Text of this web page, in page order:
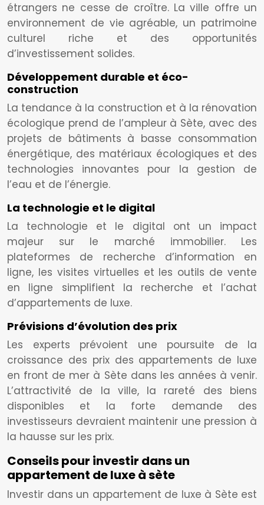
étrangers ne cesse de croître. La ville offre un
environnement de vie agréable, un patrimoine
culturel riche et des opportunités
d’investissement solides.
Développement durable et éco-
construction
La tendance à la construction et à la rénovation
écologique prend de l’ampleur à Sète, avec des
projets de bâtiments à basse consommation
énergétique, des matériaux écologiques et des
technologies innovantes pour la gestion de
l’eau et de l’énergie.
La technologie et le digital
La technologie et le digital ont un impact
majeur sur le marché immobilier. Les
plateformes de recherche d’information en
ligne, les visites virtuelles et les outils de vente
en ligne simplifient la recherche et l’achat
d’appartements de luxe.
Prévisions d’évolution des prix
Les experts prévoient une poursuite de la
croissance des prix des appartements de luxe
en front de mer à Sète dans les années à venir.
L’attractivité de la ville, la rareté des biens
disponibles et la forte demande des
investisseurs devraient maintenir une pression à
la hausse sur les prix.
Conseils pour investir dans un
appartement de luxe à sète
Investir dans un appartement de luxe à Sète est